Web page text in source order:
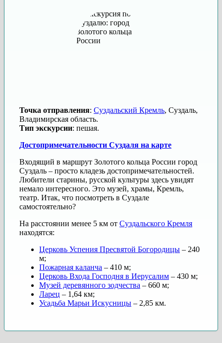
Точка отправления: Суздальский Кремль, Суздаль,
Владимирская область.
Тип экскурсии: пешая.
Достопримечательности Суздаля на карте
Входящий в маршрут Золотого кольца России город
Суздаль – просто кладезь достопримечательностей.
Любители старины, русской культуры здесь увидят
немало интересного. Это музей, храмы, Кремль,
театр. Итак, что посмотреть в Суздале
самостоятельно?
На расстоянии менее 5 км от Суздальского Кремля
находятся:
Церковь Успения Пресвятой Богородицы – 240
м;
Пожарная каланча – 410 м;
Церковь Входа Господня в Иерусалим – 430 м;
Музей деревянного зодчества – 660 м;
Ларец – 1,64 км;
Усадьба Марьи Искусницы – 2,85 км.